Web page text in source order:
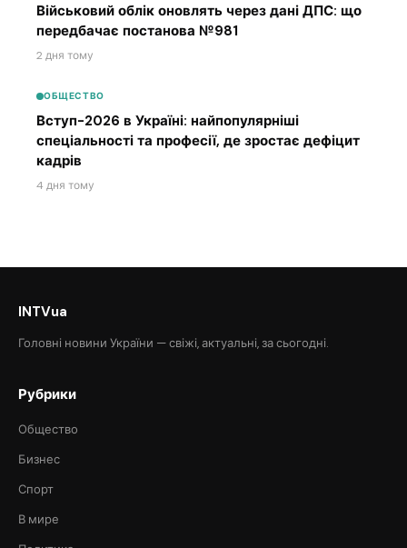
Військовий облік оновлять через дані ДПС: що
передбачає постанова №981
2 дня тому
ОБЩЕСТВО
Вступ-2026 в Україні: найпопулярніші
спеціальності та професії, де зростає дефіцит
кадрів
4 дня тому
INTVua
Головні новини України — свіжі, актуальні, за сьогодні.
Рубрики
Общество
Бизнес
Спорт
В мире